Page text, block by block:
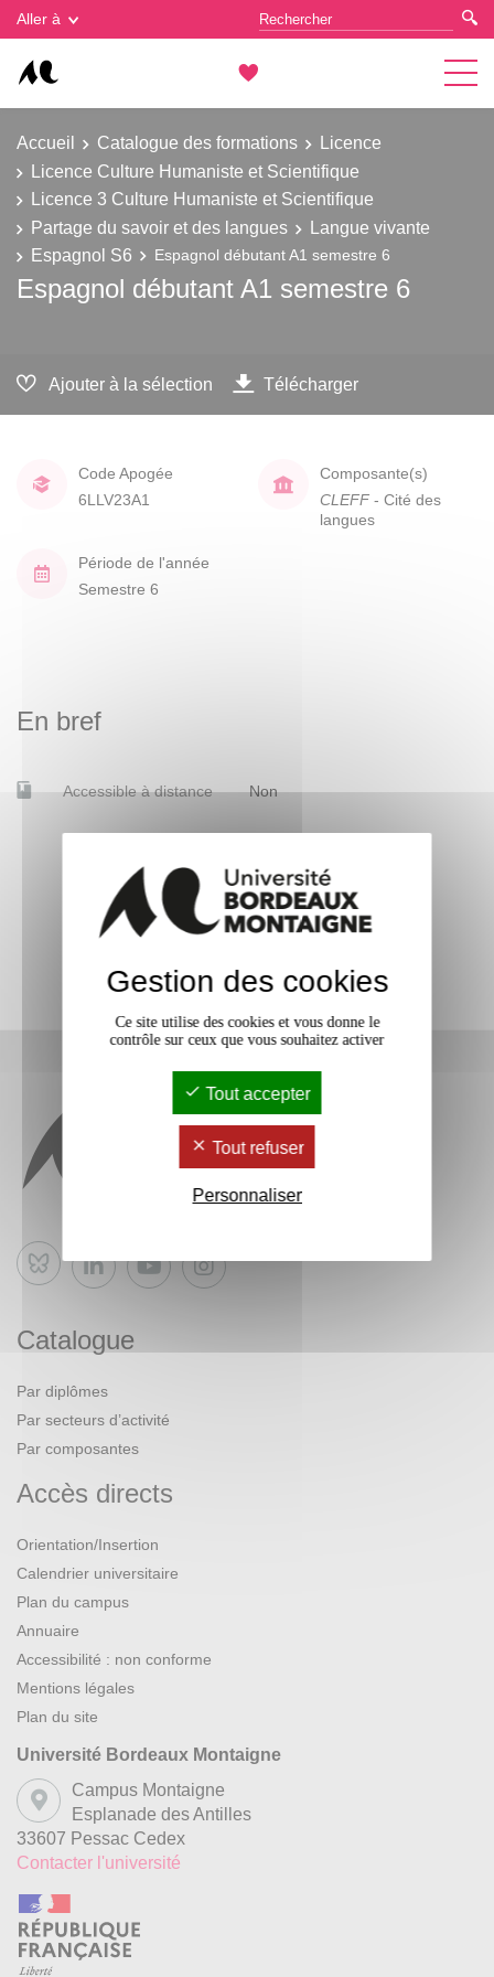
Aller à
Accueil Catalogue des formations
Licence
Licence Culture Humaniste et Scientifique
Licence 3 Culture Humaniste et Scientifique
Partage du savoir et des langues
Langue vivante
Espagnol S6
Espagnol débutant A1 semestre 6
Espagnol débutant A1 semestre 6
Ajouter à la sélection Télécharger
Code Apogée
6LLV23A1
Composante(s)
CLEFF - Cité des
langues
Période de l'année
Semestre 6
En bref
Accessible à distance Non
Bluesky
Catalogue
Par diplômes
Par secteurs d’activité
Par composantes
Accès directs
Orientation/Insertion
Calendrier universitaire
Plan du campus
Annuaire
Accessibilité : non conforme
Mentions légales
Plan du site
Université Bordeaux Montaigne
Campus Montaigne
Esplanade des Antilles
33607 Pessac Cedex
Contacter l'université
Gestion des cookies
Gestion des cookies
Ce site utilise des cookies et vous donne le
contrôle sur ceux que vous souhaitez activer
Tout accepter
Tout refuser
Personnaliser